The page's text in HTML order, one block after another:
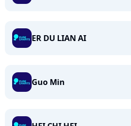
ER DU LIAN AI
Guo Min